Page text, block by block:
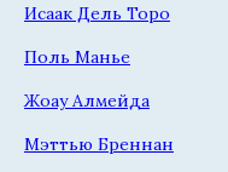
Исаак Дель Торо
Поль Манье
Жоау Алмейда
Мэттью Бреннан